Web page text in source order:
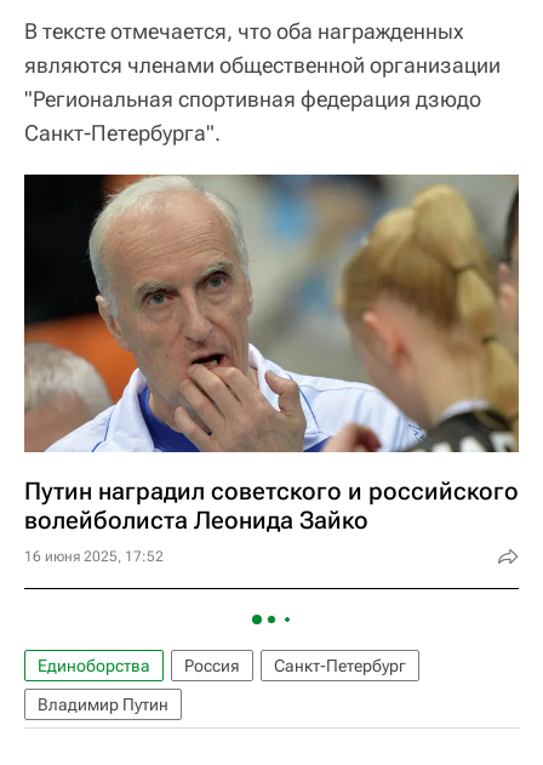
В тексте отмечается, что оба награжденных
являются членами общественной организации
"Региональная спортивная федерация дзюдо
Санкт-Петербурга".
Путин наградил советского и российского
волейболиста Леонида Зайко
16 июня 2025, 17:52
Единоборства Россия
Санкт-Петербург
Владимир Путин